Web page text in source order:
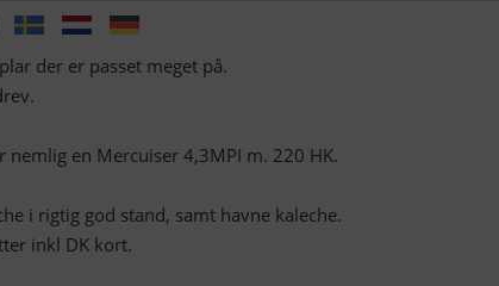
der er passet meget på.
en Mercuiser 4,3MPI m. 220 HK.
i rigtig god stand, samt havne kaleche.
inkl DK kort.